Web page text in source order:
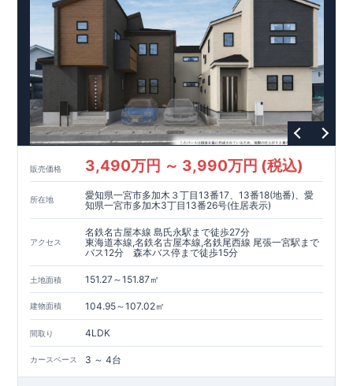
屋を広く使用できます。
東栄住宅の家づくりへのこだわり ■『長期優良住宅』取得!
詳しくはクリック !) ・国が定めた
つの技術基準をクリアしてい
ます。
・住宅ローン減税、固定資産税などの税制優遇を受けら
れます。 ・中古市場でも、長期優良住宅が有利に働きます。 ■
住宅性能評価ダブル取得! (←詳しくはクリック
・『設計』住
宅性能評価‥‥建物設計段階で、国が認めた第三者機関が評価し
ております。 ・『建設』住宅性能評価‥‥評価を受けた図面通り
に施工されているか、建設までに計4回チェックが行われま
す。 ・図面や書類上だけでなく、「現場の施工状況」を検査し
た上で、品質を保証しております。
■全棟自社一貫体制!(
しくはクリック!) ・誰が何をやったかが明確だからこそ、お客
ストプランをご提供いたします。 ・不要な中間マージンを抑え
る事で、コストダウンに努めております。 !現地案内予約受付
・現地ご見学予約受付中◎ 平日やお仕事終わりのご案内も
可能です
ご希望のお客様は一度ご連絡ください！ ・ホームペ
ージに載っていない詳しい内容や、資金計画のご相談、
等がございましたらお気軽にご連絡下さい。
東栄住宅 岡崎営業所
スマートフォンで見やすい特設サイトはこちら
https://www.e-blooming.com/bukken/83876005/
販売価格 3,490万円 ～ 3,990万円 (税込)
所在地
愛知県一宮市多加木３丁目13番17、13番18(地番)、愛
知県一宮市多加木3丁目13番26号(住居表示)
アクセス
名鉄名古屋本線 島氏永駅まで徒歩27分
東海道本線,名鉄名古屋本線,名鉄尾西線 尾張一宮駅まで
バス12分 森本バス停まで徒歩15分
土地面積 151.27～151.87㎡
建物面積 104.95～107.02㎡
間取り 4LDK
カースペース 3 ～ 4台